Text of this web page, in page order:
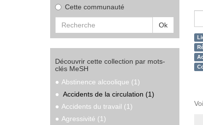
Cette communauté
Ok
Découvrir cette collection par mots-
clés MeSH
Abstinence alcoolique (1)
Accidents de la circulation (1)
Accidents du travail (1)
Agressivité (1)